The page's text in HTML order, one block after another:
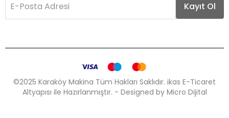
E-Posta Adresi Kayıt Ol
©2025 Karaköy Makina Tüm Hakları Saklıdır. ikas E-Ticaret
Altyapısı ile Hazırlanmıştır. - Designed by Micro Dijital